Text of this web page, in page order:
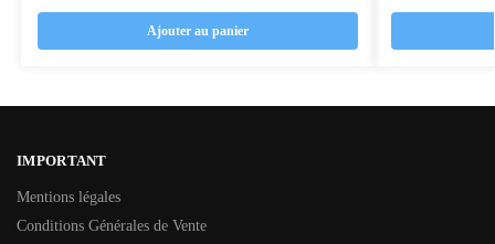
Ajouter au panier
IMPORTANT
Mentions légales
Conditions Générales de Vente